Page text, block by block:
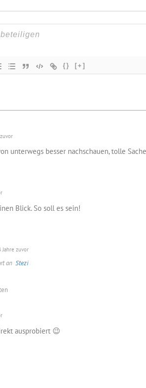
{} [+]
unterwegs besser nachschauen, tolle
Blick. So soll es sein!
Jahre zuvor
an Stezi
ausprobiert 😉